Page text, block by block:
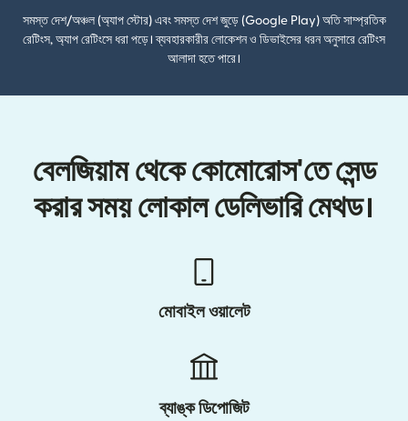
সমস্ত দেশ/অঞ্চল (অ্যাপ স্টোর) এবং সমস্ত দেশ জুড়ে (Google Play) অতি সাম্প্রতিক
রেটিংস, অ্যাপ রেটিংসে ধরা পড়ে। ব্যবহারকারীর লোকেশন ও ডিভাইসের ধরন অনুসারে রেটিংস
আলাদা হতে পারে।
বেলজিয়াম থেকে কোমোরোস'তে সেন্ড
করার সময় লোকাল ডেলিভারি মেথড।
মোবাইল ওয়ালেট
ব্যাঙ্ক ডিপোজিট